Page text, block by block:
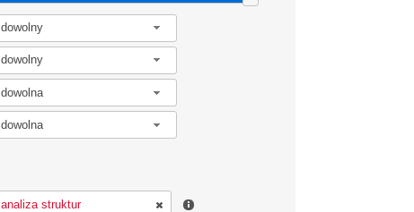
dowolny
dowolny
dowolna
dowolna